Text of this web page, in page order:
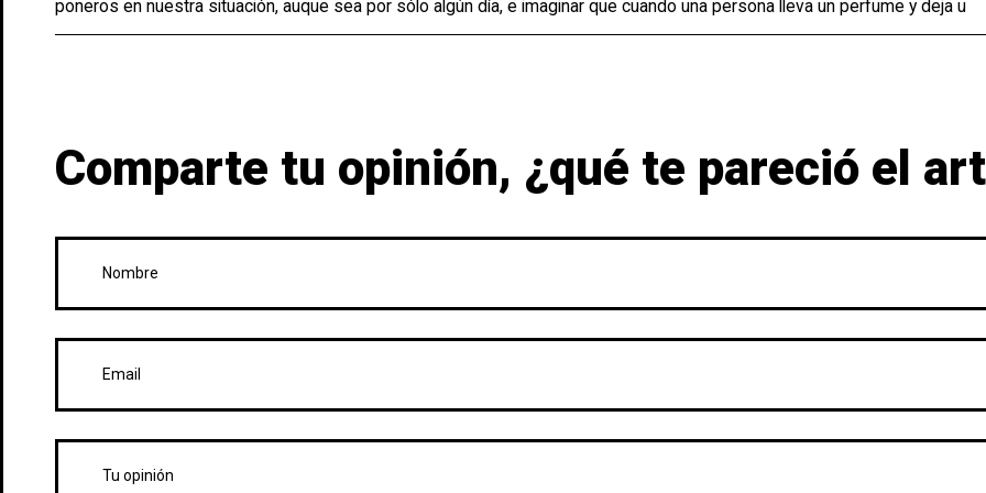
poneros en nuestra situación, auque sea por sólo algún día, e imaginar que cuando una persona lleva un perfume y deja u
Comparte tu opinión, ¿qué te pareció el